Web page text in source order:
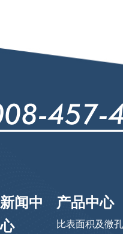
新闻中
心
产品中心
比表面积及微孔